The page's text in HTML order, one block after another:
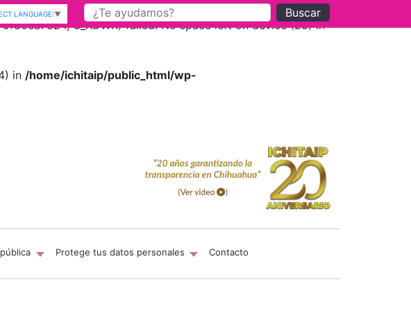
O_RDWR) failed: No space left on device (28) in
in /home/ichitaip/public_html/wp-
Buscar
LANGUAGE ▼
Protege tus datos personales Contacto